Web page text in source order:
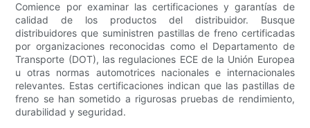
Comience por examinar las certificaciones y garantías de
calidad de los productos del distribuidor. Busque
distribuidores que suministren pastillas de freno certificadas
por organizaciones reconocidas como el Departamento de
Transporte (DOT), las regulaciones ECE de la Unión Europea
u otras normas automotrices nacionales e internacionales
relevantes. Estas certificaciones indican que las pastillas de
freno se han sometido a rigurosas pruebas de rendimiento,
durabilidad y seguridad.